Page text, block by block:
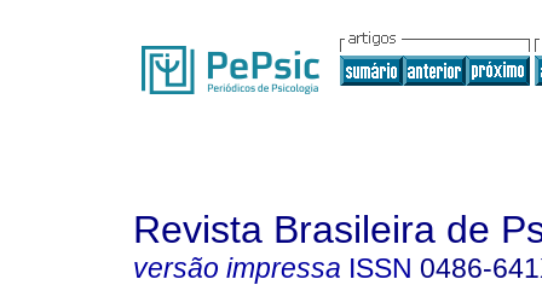
Revista Brasileira de
versão impressa ISSN 0486-